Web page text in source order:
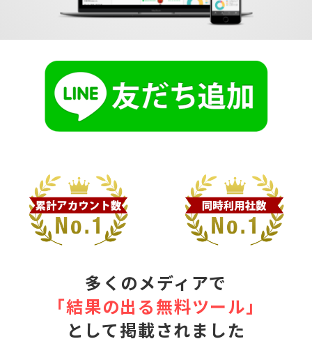
多くのメディアで
｢結果の出る無料ツール｣
として掲載されました